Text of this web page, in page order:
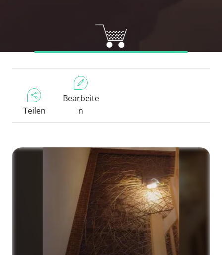
Teilen
Bearbeite
n